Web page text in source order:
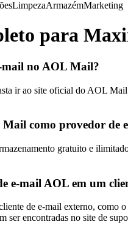
LimpezaArmazémMarketing
para
mail no AOL Mail?
ir ao site oficial do AOL
Mail como provedor de
gratuito e
e-mail AOL em um
de e-mail externo,
ser encontradas no site de